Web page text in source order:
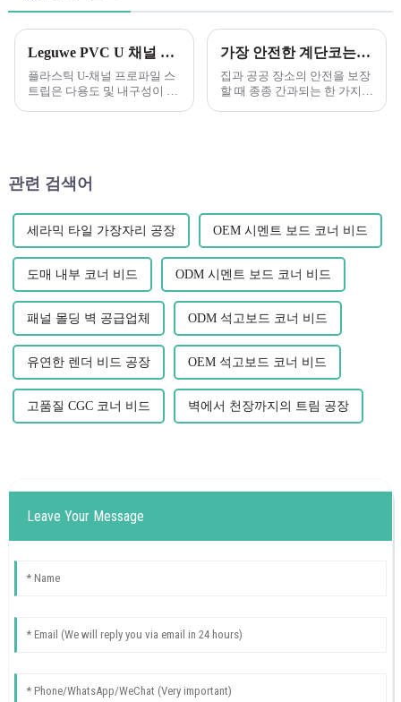
Leguwe PVC U 채널 프로파일의 다양성을 발견하십시오
플라스틱 U-채널 프로파일 스
트립은 다용도 및 내구성이 뛰
가장 안전한 계단코는 무엇입니까?:Leguwe 유연한 환경 친화적인 플라스틱 PVC 계단 버클
집과 공공 장소의 안전을 보장
할 때 종종 간과되는 한 가지
관련 검색어
세라믹 타일 가장자리 공장 OEM 시멘트 보드 코너 비드
도매 내부 코너 비드 ODM 시멘트 보드 코너 비드
패널 몰딩 벽 공급업체 ODM 석고보드 코너 비드
유연한 렌더 비드 공장 OEM 석고보드 코너 비드
고품질 CGC 코너 비드 벽에서 천장까지의 트림 공장
Leave Your Message